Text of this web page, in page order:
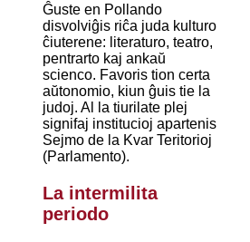
Ĝuste en Pollando
disvolviĝis riĉa juda kulturo
ĉiuterene: literaturo, teatro,
pentrarto kaj ankaŭ
scienco. Favoris tion certa
aŭtonomio, kiun ĝuis tie la
judoj. Al la tiurilate plej
signifaj institucioj apartenis
Sejmo de la Kvar Teritorioj
(Parlamento).
La intermilita
periodo